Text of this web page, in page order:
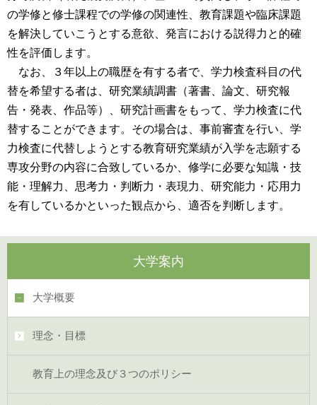
の学修と修士課程での学修の関連性、教育課題や臨床課題
を解決していこうとする意欲、発言における説得力と的確
性を評価します。
なお、３年以上の職歴を有する者で、学力検査科目の代
替を希望する者は、研究業績調書（著書、論文、研究報
告・発表、作品等）、研究計画書をもって、学力検査に代
替することができます。その場合は、事前審査を行い、学
力検査に代替しようとする教育研究業績が入学を志願する
専攻分野の内容に合致しているか、修学に必要な知識・技
能・理解力、思考力・判断力・表現力、研究能力・応用力
を有しているかといった観点から、適否を判断します。
大学案内
大学概要
理念・目標
教育上の理念及び３つのポリシー